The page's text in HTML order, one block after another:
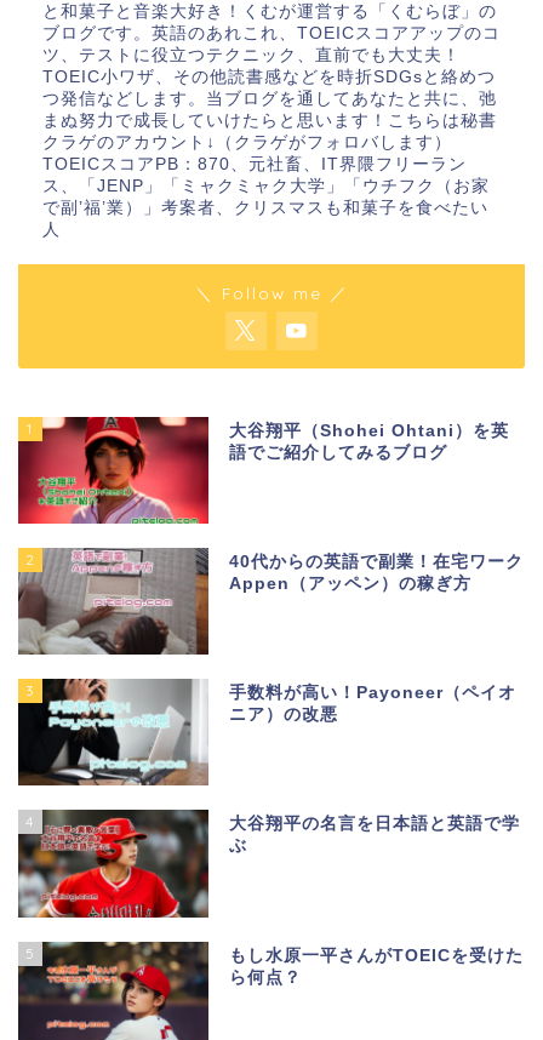
と和菓子と音楽大好き！くむが運営する「くむらぼ」の
ブログです。英語のあれこれ、TOEICスコアアップのコ
ツ、テストに役立つテクニック、直前でも大丈夫！
TOEIC小ワザ、その他読書感などを時折SDGsと絡めつ
つ発信などします。当ブログを通してあなたと共に、弛
まぬ努力で成長していけたらと思います！こちらは秘書
クラゲのアカウント↓（クラゲがフォロバします）
TOEICスコアPB：870、元社畜、IT界隈フリーラン
ス、「JENP」「ミャクミャク大学」「ウチフク（お家
で副’福’業）」考案者、クリスマスも和菓子を食べたい
人
＼ Follow me ／
1
大谷翔平（Shohei Ohtani）を英
語でご紹介してみるブログ
2
40代からの英語で副業！在宅ワーク
Appen（アッペン）の稼ぎ方
3
手数料が高い！Payoneer（ペイオ
ニア）の改悪
4
大谷翔平の名言を日本語と英語で学
ぶ
5
もし水原一平さんがTOEICを受けた
ら何点？